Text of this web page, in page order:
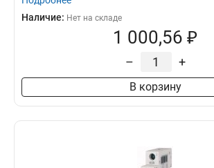
Наличие: Нет на складе
1 000,56 ₽
– +
В корзину